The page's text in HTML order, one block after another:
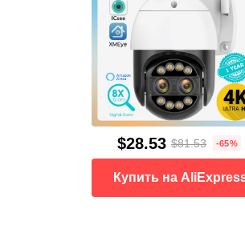
$28.53 $81.53 -65%
Купить на